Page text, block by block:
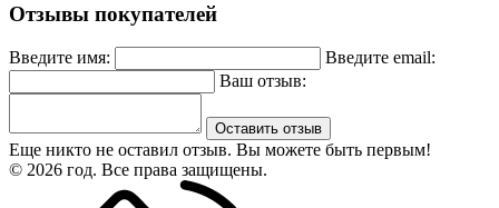
Отзывы покупателей
Введите имя:
Введите email:
Ваш отзыв:
Оставить отзыв
Еще никто не оставил отзыв. Вы можете быть первым!
© 2026 год. Все права защищены.